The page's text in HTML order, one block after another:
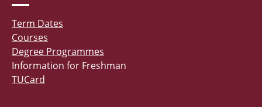
Term Dates
Courses
Degree Programmes
Information for Freshman
TUCard